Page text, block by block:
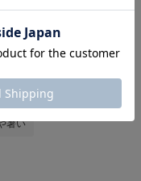
群アイテム
でかけコーデ
暑い